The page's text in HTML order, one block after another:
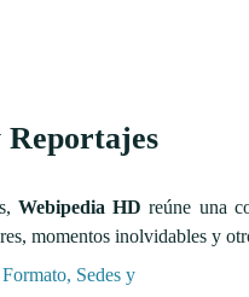
Reportajes
Webipedia HD reúne una
momentos inolvidables y